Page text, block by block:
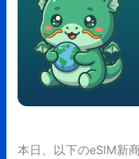
本日、以下のeSIM新